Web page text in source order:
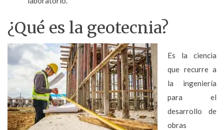
¿Qué es la geotecnia?
Es la ciencia
que recurre a
la ingeniería
para el
desarrollo de
obras